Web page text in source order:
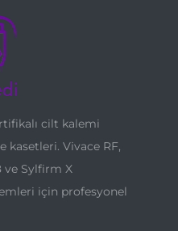
cilt kalemi
kasetleri. Vivace RF,
ve Sylfirm X
için profesyonel